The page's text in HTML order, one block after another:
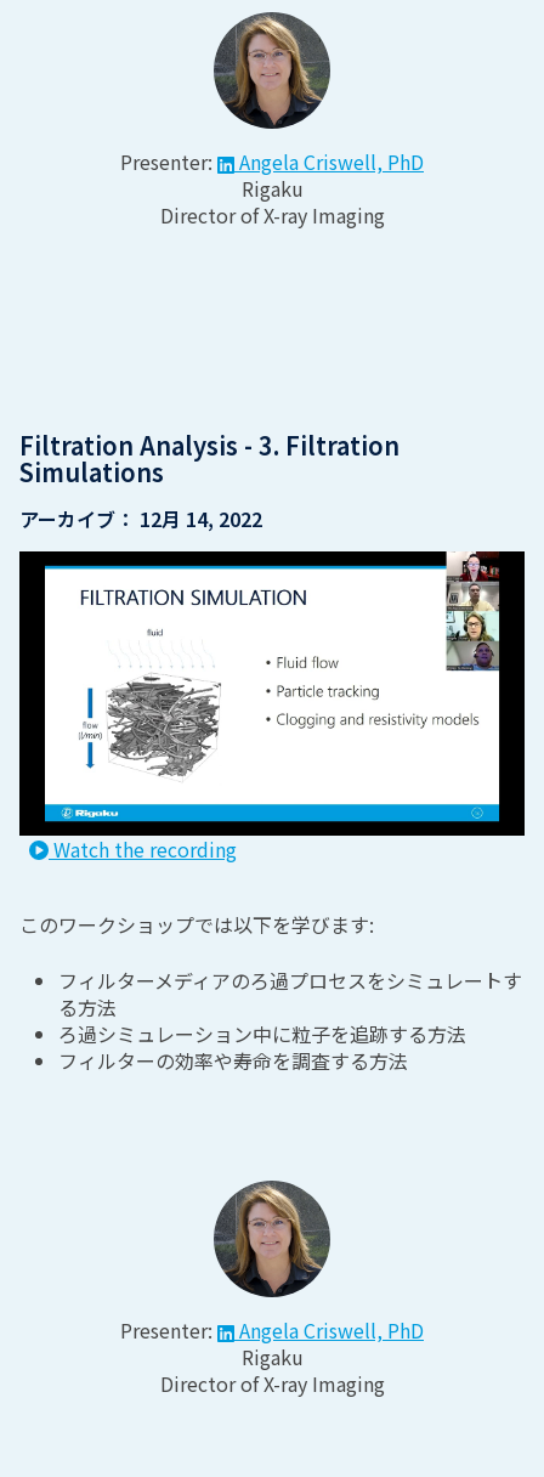
Presenter:
Angela Criswell, PhD
Rigaku
Director of X-ray Imaging
Filtration Analysis - 3. Filtration
Simulations
アーカイブ： 12月 14, 2022
Watch the recording
このワークショップでは以下を学びます:
フィルターメディアのろ過プロセスをシミュレートす
る方法
ろ過シミュレーション中に粒子を追跡する方法
フィルターの効率や寿命を調査する方法
Presenter:
Angela Criswell, PhD
Rigaku
Director of X-ray Imaging